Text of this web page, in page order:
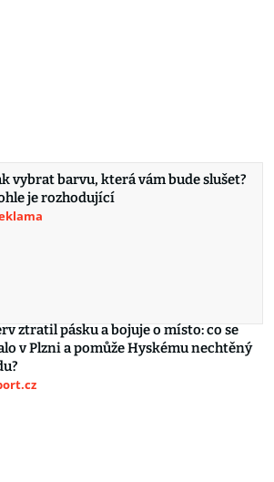
vybrat barvu, která vám bude slušet?
je rozhodující
ztratil pásku a bojuje o místo: co se
v Plzni a pomůže Hyskému nechtěný